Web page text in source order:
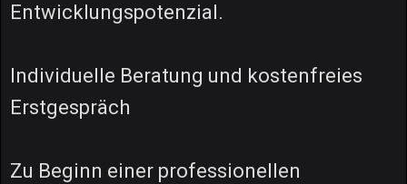
Entwicklungspotenzial.
Individuelle Beratung und kostenfreies
Erstgespräch
Zu Beginn einer professionellen